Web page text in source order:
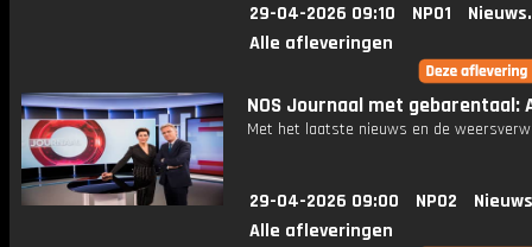
29-04-2026 09:10 NPO1
Alle afleveringen
NOS Journaal met gebarentaal:
Met het laatste nieuws en de
29-04-2026 09:00 NPO2
Alle afleveringen